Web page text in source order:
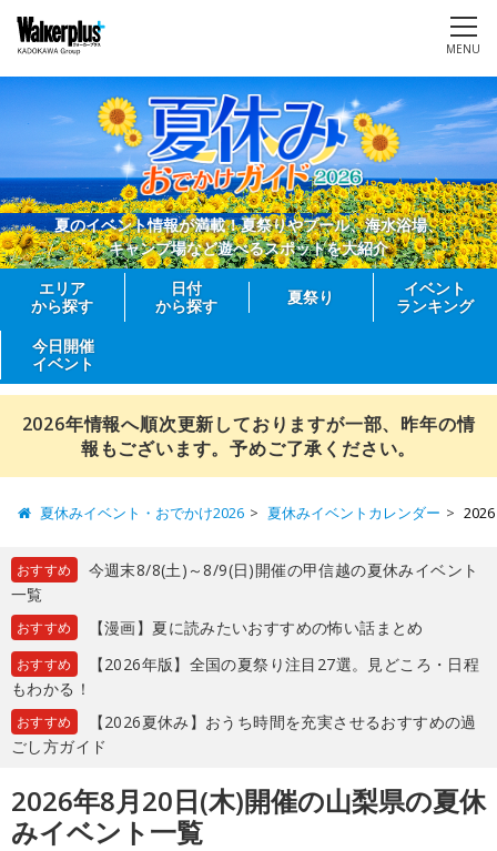
MENU
夏のイベント情報が満載！夏祭りやプール、海水浴場、
キャンプ場など遊べるスポットを大紹介
エリア
から探す
日付
から探す
夏祭り
イベント
ランキング
今日開催
イベント
2026年情報へ順次更新しておりますが一部、昨年の情
報もございます。予めご了承ください。
夏休みイベント・おでかけ2026 夏休みイベントカレンダー
おすすめ
今週末8/8(土)～8/9(日)開催の甲信越の夏休みイベント
一覧
おすすめ 【漫画】夏に読みたいおすすめの怖い話まとめ
おすすめ
【2026年版】全国の夏祭り注目27選。見どころ・日程
もわかる！
おすすめ
【2026夏休み】おうち時間を充実させるおすすめの過
ごし方ガイド
2026年8月20日(木)開催の山梨県の夏休
みイベント一覧